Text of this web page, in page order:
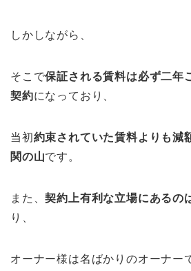
しかしながら、
そこで保証される賃料は必ず二年
契約になっており、
当初約束されていた賃料よりも減
関の山です。
また、契約上有利な立場にあるの
り、
オーナー様は名ばかりのオーナー